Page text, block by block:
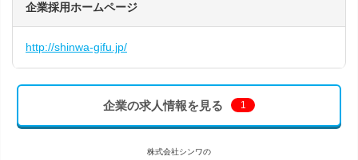
企業採用ホームページ
http://shinwa-gifu.jp/
企業の求人情報を見る 1
株式会社シンワの